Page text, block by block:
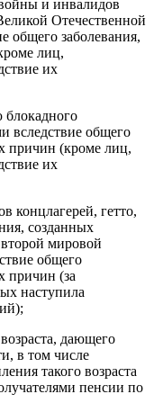
и инвалидов
Отечественной
общего заболевания,
лиц,
их
вследствие общего
причин (кроме лиц,
их
концлагерей, гетто,
созданных
мировой
общего
причин (за
наступила
дающего
в том числе
такого возраста
пенсии по